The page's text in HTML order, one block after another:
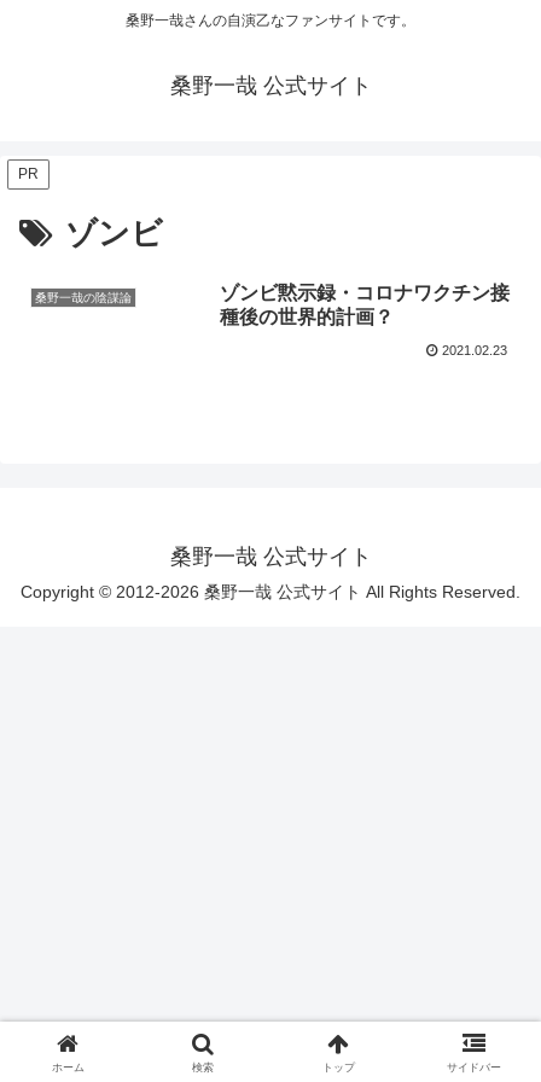
桑野一哉さんの自演乙なファンサイトです。
桑野一哉 公式サイト
PR
ゾンビ
桑野一哉の陰謀論
ゾンビ黙示録・コロナワクチン接
種後の世界的計画？
2021.02.23
桑野一哉 公式サイト
Copyright © 2012-2026 桑野一哉 公式サイト All Rights Reserved.
ホーム 検索 トップ サイドバー